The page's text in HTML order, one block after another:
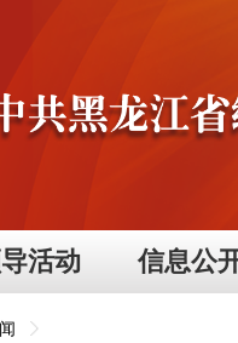
活动 信息公